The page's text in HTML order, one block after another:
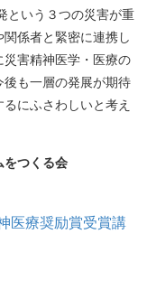
という３つの災害が重
係者と緊密に連携し
害精神医学・医療の
も一層の発展が期待
にふさわしいと考え
をつくる会
医療奨励賞受賞講